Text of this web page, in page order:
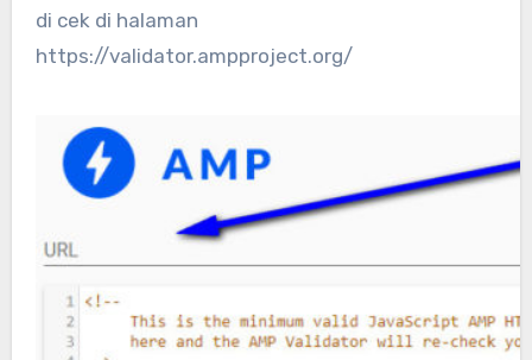
di cek di halaman
https://validator.ampproject.org/